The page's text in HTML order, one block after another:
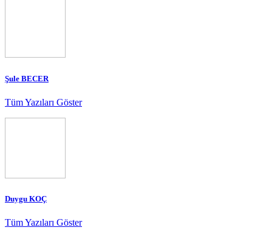
Şule BECER
Tüm Yazıları Göster
Duygu KOÇ
Tüm Yazıları Göster